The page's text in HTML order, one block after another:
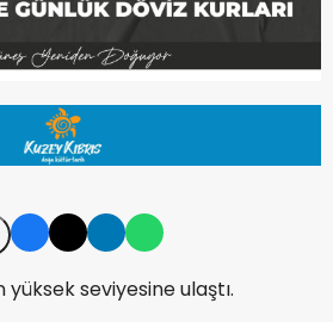
yüksek seviyesine ulaştı.